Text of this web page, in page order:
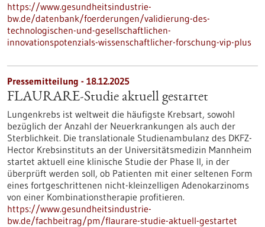
https://www.gesundheitsindustrie-
bw.de/datenbank/foerderungen/validierung-des-
technologischen-und-gesellschaftlichen-
innovationspotenzials-wissenschaftlicher-forschung-vip-plus
Pressemitteilung - 18.12.2025
FLAURARE-Studie aktuell gestartet
Lungenkrebs ist weltweit die häufigste Krebsart, sowohl
bezüglich der Anzahl der Neuerkrankungen als auch der
Sterblichkeit. Die translationale Studienambulanz des DKFZ-
Hector Krebsinstituts an der Universitätsmedizin Mannheim
startet aktuell eine klinische Studie der Phase II, in der
überprüft werden soll, ob Patienten mit einer seltenen Form
eines fortgeschrittenen nicht-kleinzelligen Adenokarzinoms
von einer Kombinationstherapie profitieren.
https://www.gesundheitsindustrie-
bw.de/fachbeitrag/pm/flaurare-studie-aktuell-gestartet